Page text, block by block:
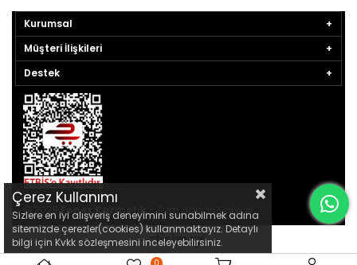
Kurumsal
Müşteri İlişkileri
Destek
© 2026 Fonex Kozmetik - Tüm Hakları Saklıdır.
Çerez Kullanımı
Sizlere en iyi alışveriş deneyimini sunabilmek adına
sitemizde çerezler(cookies) kullanmaktayız. Detaylı
bilgi için Kvkk sözleşmesini inceleyebilirsiniz.